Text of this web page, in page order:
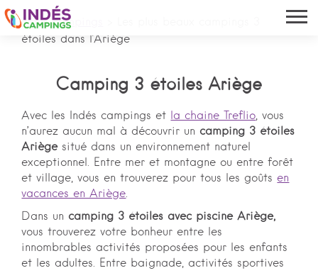
Indés campings
étoiles dans l'Ariège
Camping 3 étoiles Ariège
Avec les Indés campings et la chaine Treflio, vous
n’aurez aucun mal à découvrir un camping 3 étoiles
Ariège situé dans un environnement naturel
exceptionnel. Entre mer et montagne ou entre forêt
et village, vous en trouverez pour tous les goûts en
vacances en Ariège.
Dans un camping 3 étoiles avec piscine Ariège,
vous trouverez votre bonheur entre les
innombrables activités proposées pour les enfants
et les adultes. Entre baignade, activités sportives